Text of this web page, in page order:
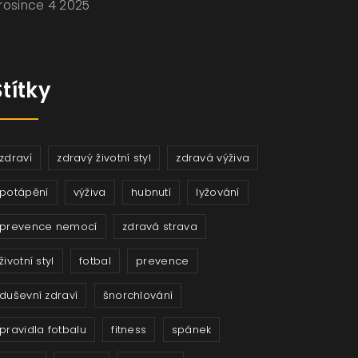
4 2025
zdraví zdravý životní styl zdravá výživa
potápění výživa hubnutí lyžování
prevence nemocí zdravá strava
životní styl fotbal prevence
duševní zdraví šnorchlování
pravidla fotbalu fitness spánek